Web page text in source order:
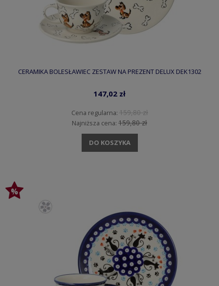
CERAMIKA BOLESŁAWIEC ZESTAW NA PREZENT DELUX DEK1302
147,02 zł
Cena regularna: 159,80 zł
Najniższa cena: 159,80 zł
DO KOSZYKA